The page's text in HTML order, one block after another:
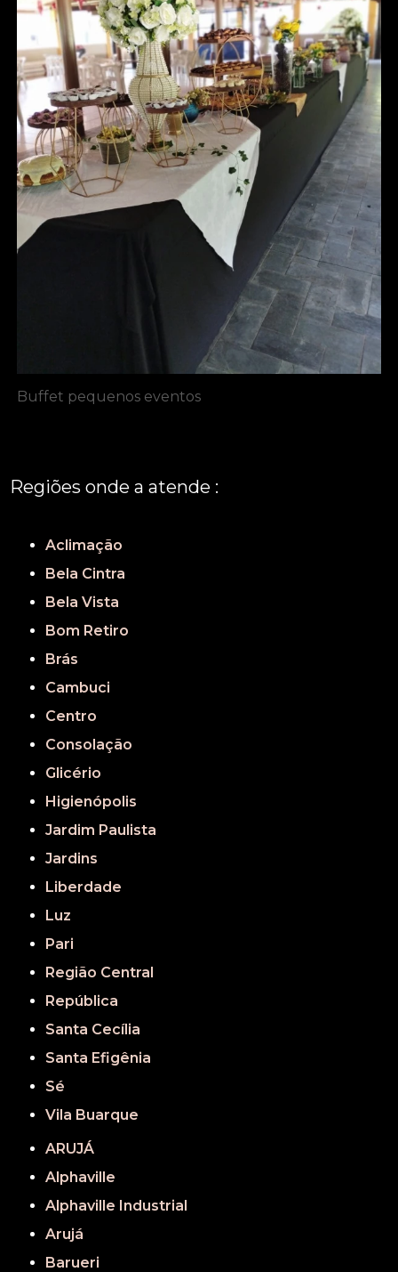
Buffet pequenos eventos
Regiões onde a atende :
Aclimação
Bela Cintra
Bela Vista
Bom Retiro
Brás
Cambuci
Centro
Consolação
Glicério
Higienópolis
Jardim Paulista
Jardins
Liberdade
Luz
Pari
Região Central
República
Santa Cecília
Santa Efigênia
Sé
Vila Buarque
ARUJÁ
Alphaville
Alphaville Industrial
Arujá
Barueri